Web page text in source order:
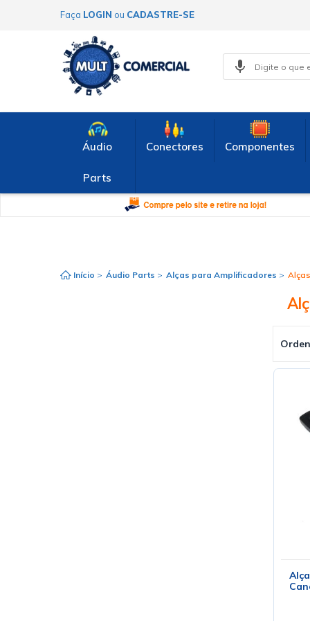
Faça LOGIN ou CADASTRE-SE
Áudio
Parts
Conectores Componentes
Início > Áudio Parts > Alças para Amplificadores >